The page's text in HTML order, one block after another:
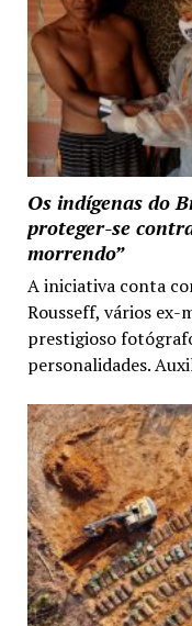
Os indígenas do
proteger-se
morrendo”
A iniciativa conta
Rousseff, vários
prestigioso
personalidades.